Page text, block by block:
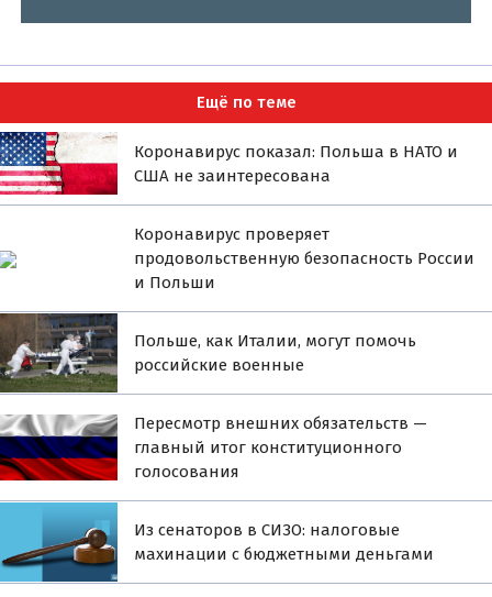
Ещё по теме
Коронавирус показал: Польша в НАТО и
США не заинтересована
Коронавирус проверяет
продовольственную безопасность России
и Польши
Польше, как Италии, могут помочь
российские военные
Пересмотр внешних обязательств —
главный итог конституционного
голосования
Из сенаторов в СИЗО: налоговые
махинации с бюджетными деньгами